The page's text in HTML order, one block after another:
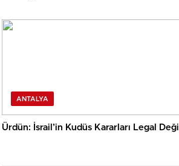
ANTALYA
Ürdün: İsrail’in Kudüs Kararları Legal Değil